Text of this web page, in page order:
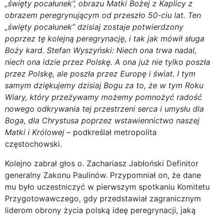
„święty pocałunek”, obrazu Matki Bożej z Kaplicy z
obrazem peregrynującym od przeszło 50-ciu lat. Ten
„święty pocałunek” dzisiaj zostaje potwierdzony
poprzez tę kolejną peregrynację, i tak jak mówił sługa
Boży kard. Stefan Wyszyński: Niech ona trwa nadal,
niech ona idzie przez Polskę. A ona już nie tylko poszła
przez Polskę, ale poszła przez Europę i świat. I tym
samym dziękujemy dzisiaj Bogu za to, że w tym Roku
Wiary, który przeżywamy możemy pomnożyć radość
nowego odkrywania tej przestrzeni serca i umysłu dla
Boga, dla Chrystusa poprzez wstawiennictwo naszej
Matki i Królowej – podkreślał metropolita
częstochowski.
Kolejno zabrał głos o. Zachariasz Jabłoński Definitor
generalny Zakonu Paulinów. Przypomniał on, że dane
mu było uczestniczyć w pierwszym spotkaniu Komitetu
Przygotowawczego, gdy przedstawiał zagranicznym
liderom obrony życia polską ideę peregrynacji, jaką